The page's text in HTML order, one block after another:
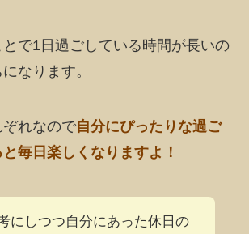
で1日過ごしている時間が長いの
なります。
れなので自分にぴったりな過ご
毎日楽しくなりますよ！
にしつつ自分にあった休日の